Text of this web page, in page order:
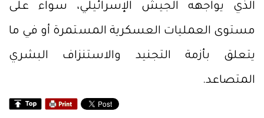
الذي يواجهه الجيش الإسرائيلي، سواء على
مستوى العمليات العسكرية المستمرة أو في ما
يتعلق بأزمة التجنيد والاستنزاف البشري
المتصاعد.